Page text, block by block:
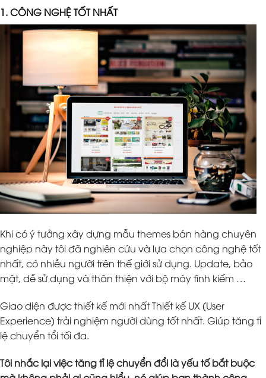
1. CÔNG NGHỆ TỐT NHẤT
Khi có ý tưởng xây dựng mẫu themes bán hàng chuyên
nghiệp này tôi đã nghiên cứu và lựa chọn công nghệ tốt
nhất, có nhiều người trên thế giới sử dụng. Update, bảo
mật, dễ sử dụng và thân thiện với bộ máy tình kiếm …
Giao diện được thiết kế mới nhất Thiết kế UX (User
Experience) trải nghiệm người dùng tốt nhất. Giúp tăng tỉ
lệ chuyển tổi tối đa.
Tôi nhắc lại việc tăng tỉ lệ chuyển đổi là yếu tố bắt buộc